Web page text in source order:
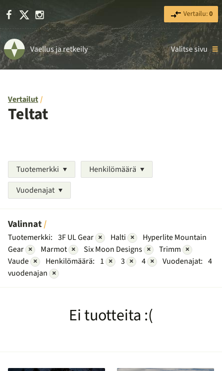
Facebook Instagram Vertailu:0
Vaellus ja retkeily Valitse sivu
Vertailut
Teltat
Tuotemerkki
Henkilömäärä
Vuodenajat
Valinnat
Tuotemerkki: 3F UL Gear × Halti ×
Hyperlite Mountain
Gear × Marmot × Six Moon Designs × Trimm ×
Vaude × Henkilömäärä: 1 × 3 × 4 × Vuodenajat: 4
vuodenajan ×
Ei tuotteita :(